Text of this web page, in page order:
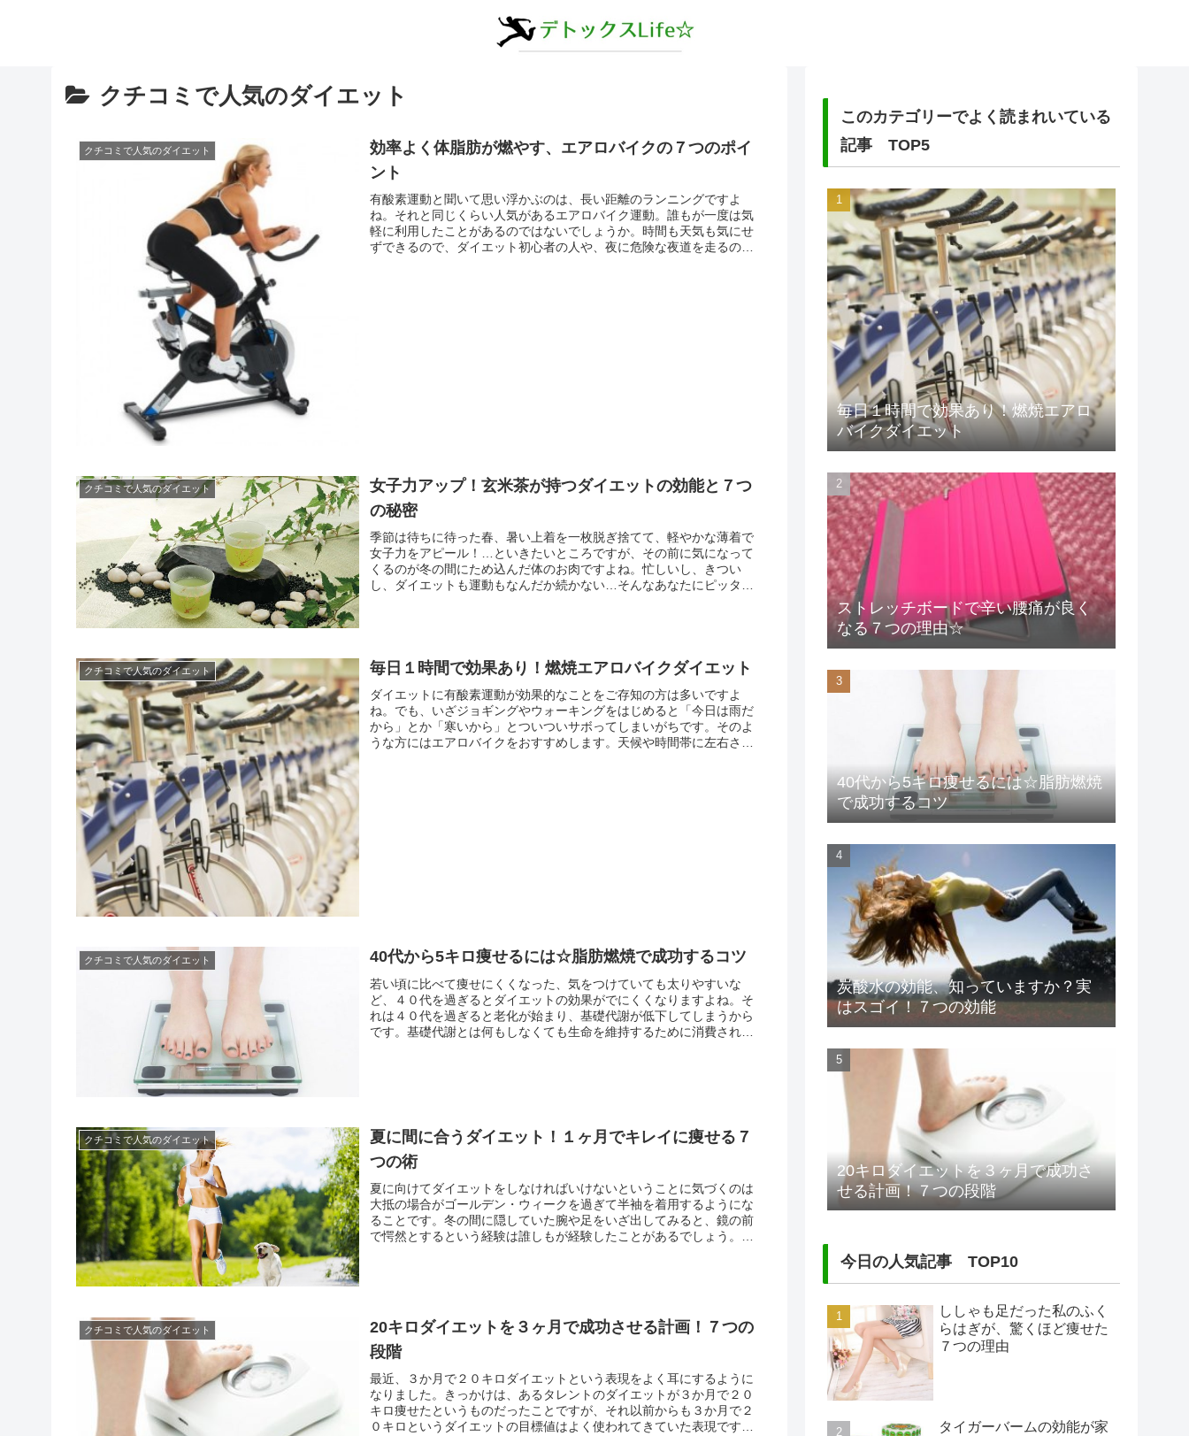
クチコミで人気のダイエット
クチコミで人気のダイエット
効率よく体脂肪が燃やす、エアロバイクの７つのポイ
ント
有酸素運動と聞いて思い浮かぶのは、長い距離のランニングですよ
ね。それと同じくらい人気があるエアロバイク運動。誰もが一度は気
軽に利用したことがあるのではないでしょうか。時間も天気も気にせ
ずできるので、ダイエット初心者の人や、夜に危険な夜道を走るのが
クチコミで人気のダイエット
女子力アップ！玄米茶が持つダイエットの効能と７つ
の秘密
季節は待ちに待った春、暑い上着を一枚脱ぎ捨てて、軽やかな薄着で
女子力をアピール！…といきたいところですが、その前に気になって
くるのが冬の間にため込んだ体のお肉ですよね。忙しいし、きつい
し、ダイエットも運動もなんだか続かない…そんなあなたにピッタリ
クチコミで人気のダイエット 毎日１時間で効果あり！燃焼エアロバイクダイエット
ダイエットに有酸素運動が効果的なことをご存知の方は多いですよ
ね。でも、いざジョギングやウォーキングをはじめると「今日は雨だ
から」とか「寒いから」とついついサボってしまいがちです。そのよ
うな方にはエアロバイクをおすすめします。天候や時間帯に左右され
クチコミで人気のダイエット 40代から5キロ痩せるには☆脂肪燃焼で成功するコツ
若い頃に比べて痩せにくくなった、気をつけていても太りやすいな
ど、４０代を過ぎるとダイエットの効果がでにくくなりますよね。そ
れは４０代を過ぎると老化が始まり、基礎代謝が低下してしまうから
です。基礎代謝とは何もしなくても生命を維持するために消費される
クチコミで人気のダイエット
夏に間に合うダイエット！１ヶ月でキレイに痩せる７
つの術
夏に向けてダイエットをしなければいけないということに気づくのは
大抵の場合がゴールデン・ウィークを過ぎて半袖を着用するようにな
ることです。冬の間に隠していた腕や足をいざ出してみると、鏡の前
で愕然とするという経験は誰しもが経験したことがあるでしょう。し
クチコミで人気のダイエット
20キロダイエットを３ヶ月で成功させる計画！７つの
段階
最近、３か月で２０キロダイエットという表現をよく耳にするように
なりました。きっかけは、あるタレントのダイエットが３か月で２０
キロ痩せたというものだったことですが、それ以前からも３か月で２
０キロというダイエットの目標値はよく使われてきていた表現です。
このカテゴリーでよく読まれいている
記事 TOP5
毎日１時間で効果あり！燃焼エアロ
バイクダイエット
ストレッチボードで辛い腰痛が良く
なる７つの理由☆
40代から5キロ痩せるには☆脂肪燃焼
で成功するコツ
炭酸水の効能、知っていますか？実
はスゴイ！７つの効能
20キロダイエットを３ヶ月で成功さ
せる計画！７つの段階
今日の人気記事 TOP10
ししゃも足だった私のふく
らはぎが、驚くほど痩せた
７つの理由
タイガーバームの効能が家